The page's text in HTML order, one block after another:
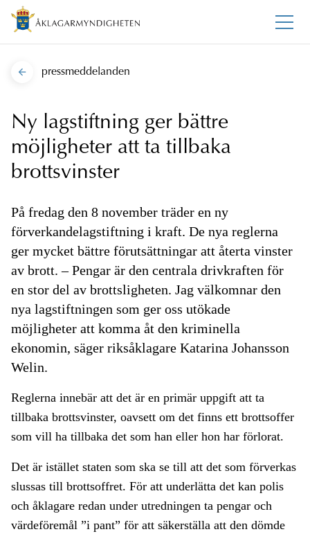
pressmeddelanden
Ny lagstiftning ger bättre
möjligheter att ta tillbaka
brottsvinster
På fredag den 8 november träder en ny
förverkandelagstiftning i kraft. De nya reglerna
ger mycket bättre förutsättningar att återta vinster
av brott. – Pengar är den centrala drivkraften för
en stor del av brottsligheten. Jag välkomnar den
nya lagstiftningen som ger oss utökade
möjligheter att komma åt den kriminella
ekonomin, säger riksåklagare Katarina Johansson
Welin.
Reglerna innebär att det är en primär uppgift att ta
tillbaka brottsvinster, oavsett om det finns ett brottsoffer
som vill ha tillbaka det som han eller hon har förlorat.
Det är istället staten som ska se till att det som förverkas
slussas till brottsoffret. För att underlätta det kan polis
och åklagare redan under utredningen ta pengar och
värdeföremål ”i pant” för att säkerställa att den dömde